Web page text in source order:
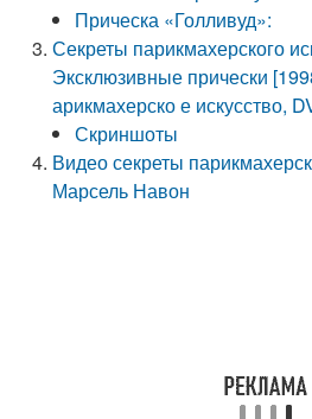
Прическа «Голливуд»:
Секреты парикмахерского
Эксклюзивные прически
арикмахерско е искусство,
Скриншоты
Видео секреты
Марсель Навон